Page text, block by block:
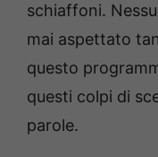
schiaffoni.
mai aspettato
questo
questi colpi di
parole.